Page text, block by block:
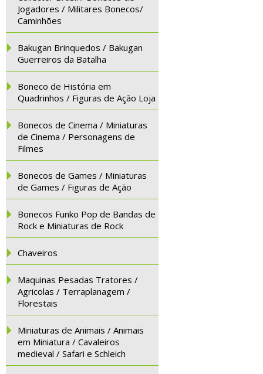
Jogadores / Militares Bonecos/
Caminhões
Bakugan Brinquedos / Bakugan
Guerreiros da Batalha
Boneco de História em
Quadrinhos / Figuras de Ação Loja
Bonecos de Cinema / Miniaturas
de Cinema / Personagens de
Filmes
Bonecos de Games / Miniaturas
de Games / Figuras de Ação
Bonecos Funko Pop de Bandas de
Rock e Miniaturas de Rock
Chaveiros
Maquinas Pesadas Tratores /
Agricolas / Terraplanagem /
Florestais
Miniaturas de Animais / Animais
em Miniatura / Cavaleiros
medieval / Safari e Schleich